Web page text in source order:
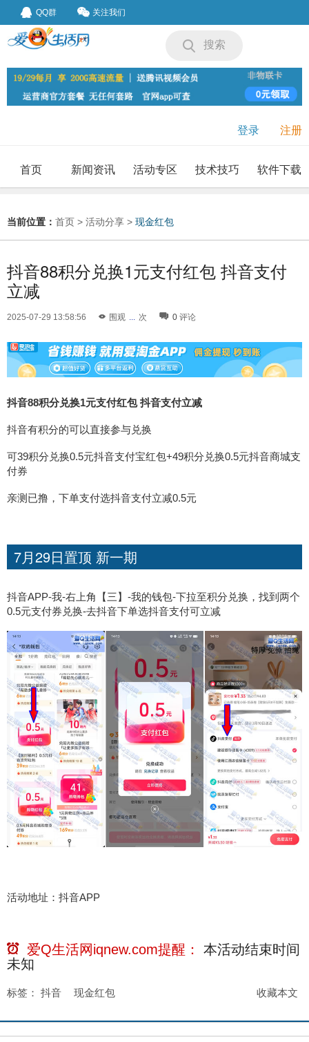
QQ群 关注我们
搜索
登录 注册
首页 新闻资讯 活动专区 技术技巧 软件下载
当前位置： 首页 > 活动分享 > 现金红包
抖音88积分兑换1元支付红包 抖音支付
立减
2025-07-29 13:58:56 围观 ... 次 0 评论
抖音88积分兑换1元支付红包 抖音支付立减
抖音有积分的可以直接参与兑换
可39积分兑换0.5元抖音支付宝红包+49积分兑换0.5元抖音商城支
付券
亲测已撸，下单支付选抖音支付立减0.5元
7月29日置顶 新一期
抖音APP-我-右上角【三】-我的钱包-下拉至积分兑换，找到两个
0.5元支付券兑换-去抖音下单选抖音支付可立减
活动地址：抖音APP
爱Q生活网iqnew.com提醒：
本活动结束时间
未知
收藏本文
标签： 抖音 现金红包